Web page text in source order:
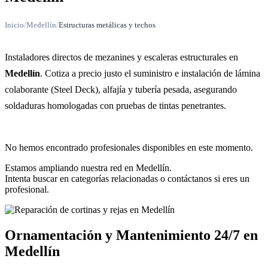
Inicio/Medellín/Estructuras metálicas y techos
Instaladores directos de mezanines y escaleras estructurales en
Medellín. Cotiza a precio justo el suministro e instalación de lámina
colaborante (Steel Deck), alfajía y tubería pesada, asegurando
soldaduras homologadas con pruebas de tintas penetrantes.
No hemos encontrado profesionales disponibles en este momento.
Estamos ampliando nuestra red en Medellín.
Intenta buscar en categorías relacionadas o contáctanos si eres un
profesional.
Ornamentación y Mantenimiento 24/7 en
Medellín